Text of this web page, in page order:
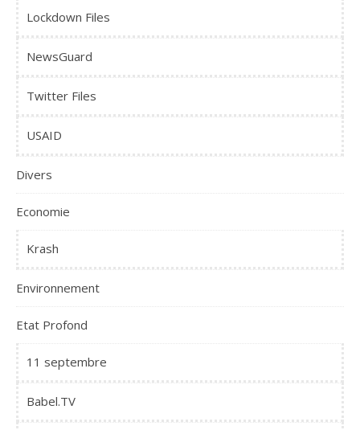
Lockdown Files
NewsGuard
Twitter Files
USAID
Divers
Economie
Krash
Environnement
Etat Profond
11 septembre
Babel.TV